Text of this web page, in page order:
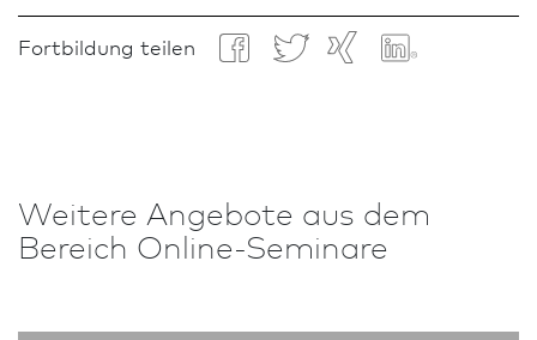
Fortbildung teilen
Weitere An­ge­bote aus dem
Bereich Online-Seminare